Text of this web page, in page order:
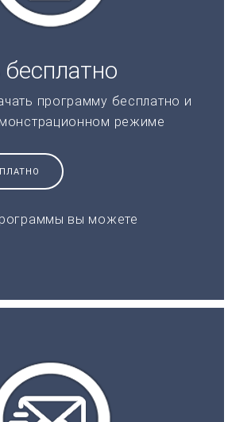
программу бесплатно и
режиме
вы можете